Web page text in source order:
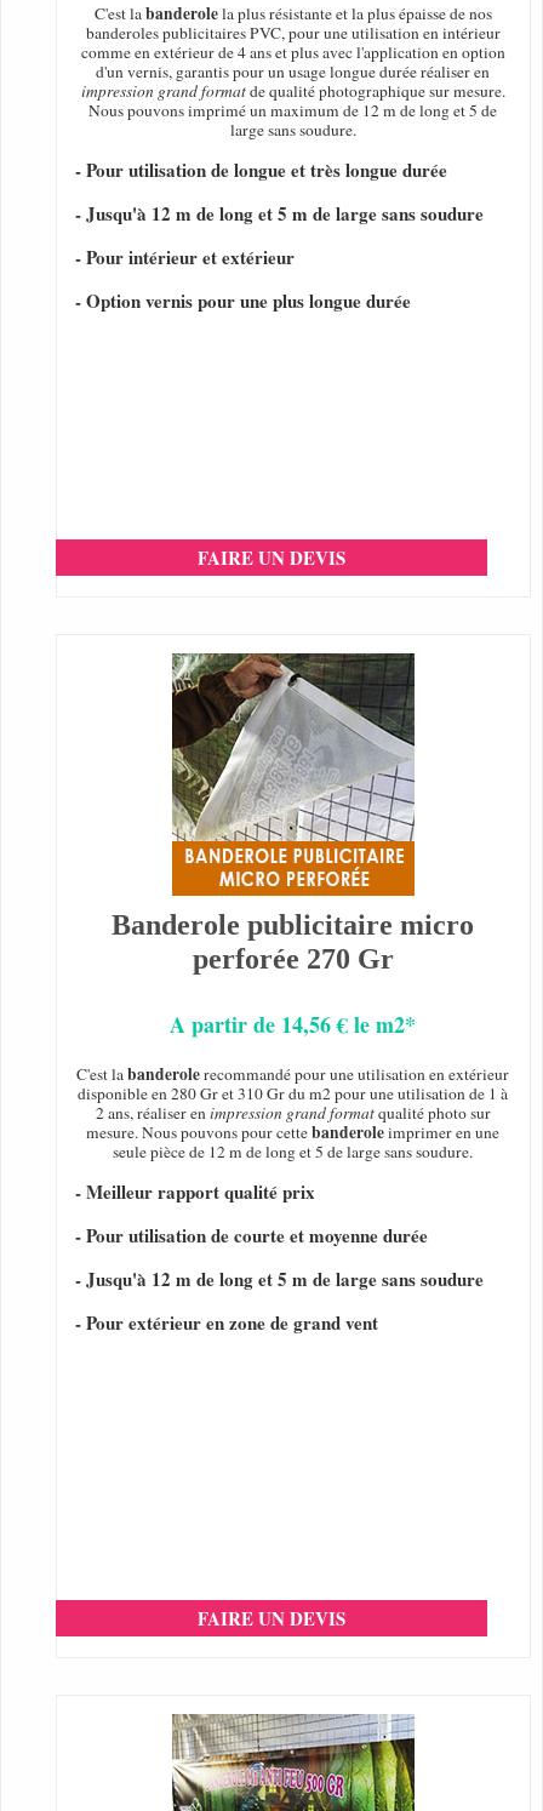
C'est labanderolela plus résistante et la plus épaisse de nos
banderoles publicitaires PVC, pour une utilisation en intérieur
comme en extérieur de 4 ans et plus avec l'application en option
d'un vernis, garantis pour un usage longue durée réaliser en
impression grand formatde qualité photographique sur mesure.
Nous pouvons imprimé un maximum de 12 m de long et 5 de
large sans soudure.
- Pour utilisation de longue et très longue durée
- Jusqu'à 12 m de long et 5 m de large sans soudure
- Pour intérieur et extérieur
- Option vernis pour une plus longue durée
FAIRE UN DEVIS
Banderole publicitaire micro
perforée 270 Gr
A partir de 14,56 € le m2*
C'est labanderolerecommandé pour une utilisation en extérieur
disponible en 280 Gr et 310 Gr du m2 pour une utilisation de 1 à
2 ans, réaliser enimpression grand formatqualité photo sur
mesure. Nous pouvons pour cettebanderoleimprimer en une
seule pièce de 12 m de long et 5 de large sans soudure.
- Meilleur rapport qualité prix
- Pour utilisation de courte et moyenne durée
- Jusqu'à 12 m de long et 5 m de large sans soudure
- Pour extérieur en zone de grand vent
FAIRE UN DEVIS